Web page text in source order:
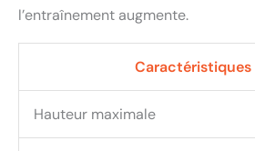
l’entraînement augmente.
Caractéristiques
Hauteur maximale